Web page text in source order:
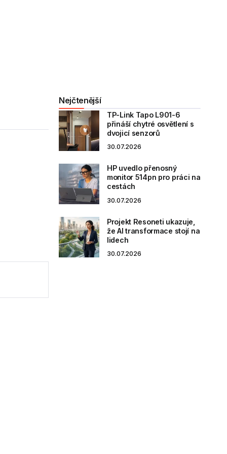
Nejčtenější
TP-Link Tapo L901-6
přináší chytré osvětlení s
dvojicí senzorů
30.07.2026
HP uvedlo přenosný
monitor 514pn pro práci na
cestách
30.07.2026
Projekt Resoneti ukazuje,
že AI transformace stojí na
lidech
30.07.2026